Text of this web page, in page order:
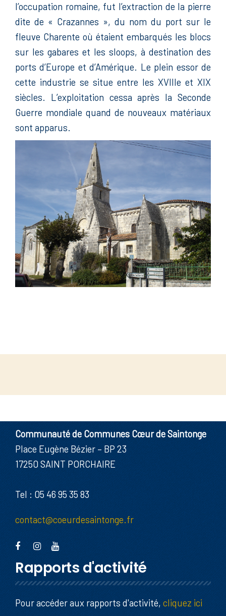
l’occupation romaine, fut l’extraction de la pierre
dite de « Crazannes », du nom du port sur le
fleuve Charente où étaient embarqués les blocs
sur les gabares et les sloops, à destination des
ports d’Europe et d’Amérique. Le plein essor de
cette industrie se situe entre les XVIIIe et XIX
siècles. L’exploitation cessa après la Seconde
Guerre mondiale quand de nouveaux matériaux
sont apparus.
Communauté de Communes Cœur de Saintonge
Place Eugène Bézier – BP 23
17250 SAINT PORCHAIRE
Tel : 05 46 95 35 83
contact@coeurdesaintonge.fr
Rapports d'activité
Pour accéder aux rapports d'activité, cliquez ici